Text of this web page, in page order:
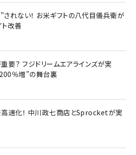
れない！ お米ギフトの八代目儀兵衛が
改善
要？ フジドリームエアラインズが実
％増”の舞台裏
速化！ 中川政七商店とSprocketが実